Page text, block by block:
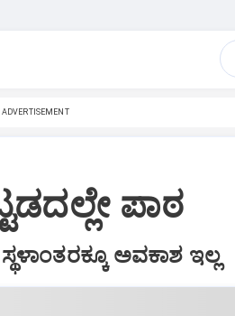
ADVERTISEMENT
ಪಾಠ
ಅವಕಾಶ ಇಲ್ಲ